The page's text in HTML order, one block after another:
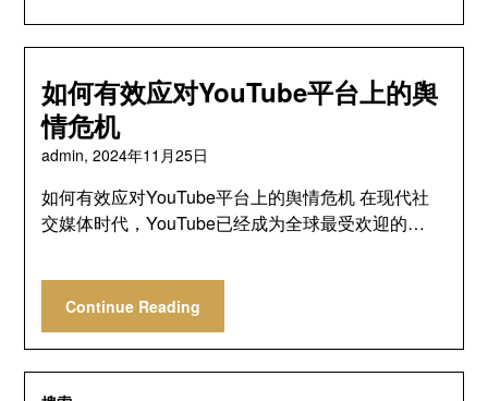
如何有效应对YouTube平台上的舆
情危机
admin,2024年11月25日
如何有效应对YouTube平台上的舆情危机 在现代社
交媒体时代，YouTube已经成为全球最受欢迎的…
Continue Reading